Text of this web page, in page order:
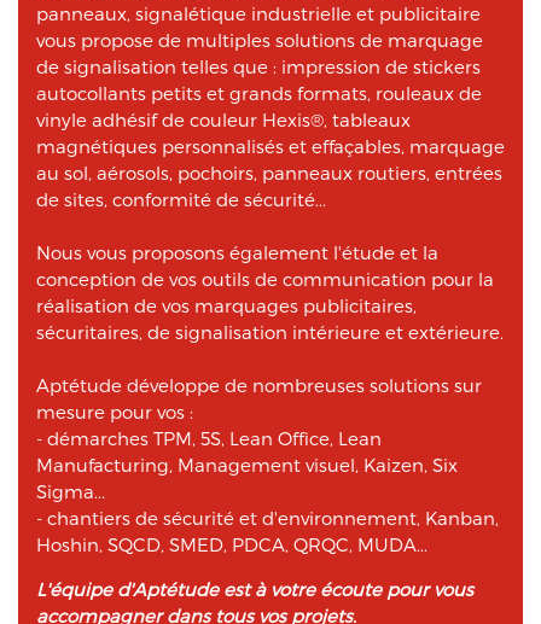
panneaux, signalétique industrielle et publicitaire
vous propose de multiples solutions de marquage
de signalisation telles que : impression de stickers
autocollants petits et grands formats, rouleaux de
vinyle adhésif de couleur Hexis®, tableaux
magnétiques personnalisés et effaçables, marquage
au sol, aérosols, pochoirs, panneaux routiers, entrées
de sites, conformité de sécurité...
Nous vous proposons également l'étude et la
conception de vos outils de communication pour la
réalisation de vos marquages publicitaires,
sécuritaires, de signalisation intérieure et extérieure.
Aptétude développe de nombreuses solutions sur
mesure pour vos :
- démarches TPM, 5S, Lean Office, Lean
Manufacturing, Management visuel, Kaizen, Six
Sigma...
- chantiers de sécurité et d'environnement, Kanban,
Hoshin, SQCD, SMED, PDCA, QRQC, MUDA...
L'équipe d'Aptétude est à votre écoute pour vous
accompagner dans tous vos projets.